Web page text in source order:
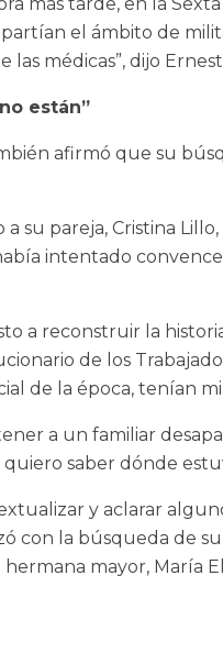
el ámbito de
las médicas”, dijo
están”
afirmó que su
su pareja, Cristina
intentado
a reconstruir la
de los
de la época, tenían
a un familiar
saber dónde
y aclarar
con la búsqueda de
mayor, María